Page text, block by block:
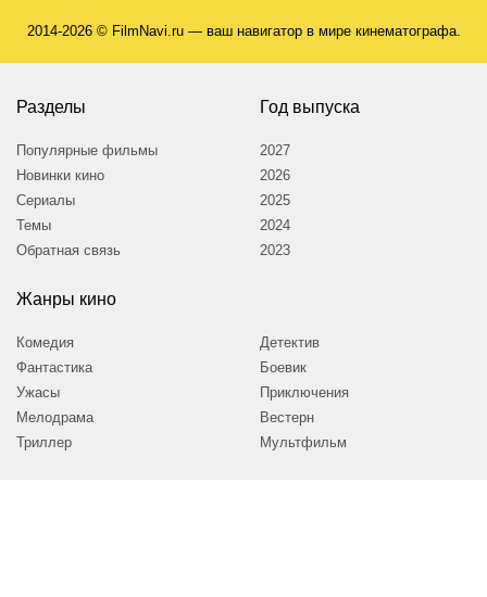
2014-2026 © FilmNavi.ru — ваш навигатор в мире кинематографа.
Разделы
Популярные фильмы
Новинки кино
Сериалы
Темы
Обратная связь
Год выпуска
2027
2026
2025
2024
2023
Жанры кино
Комедия
Фантастика
Ужасы
Мелодрама
Триллер
Детектив
Боевик
Приключения
Вестерн
Мультфильм